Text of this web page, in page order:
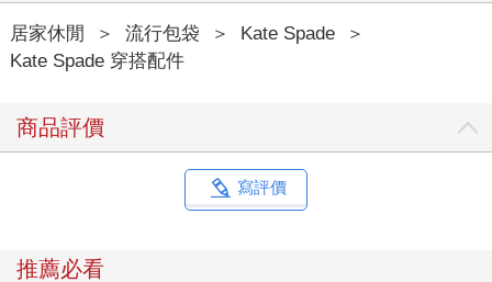
居家休閒 ＞ 流行包袋 ＞ Kate Spade
＞
Kate Spade 穿搭配件
商品評價
寫評價
推薦必看